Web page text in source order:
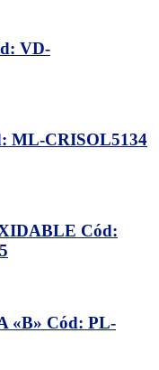
VD-
ML-CRISOL5134
Cód:
«B» Cód: PL-